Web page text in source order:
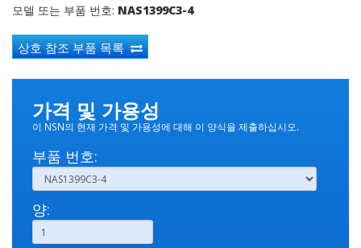
모델 또는 부품 번호: NAS1399C3-4
상호 참조 부품 목록
가격 및 가용성
이 NSN의 현재 가격 및 가용성에 대해 이 양식을 제출하십시오.
부품 번호:
양: